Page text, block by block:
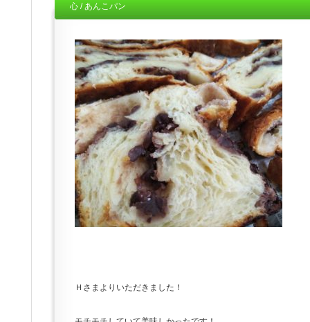
心 / あんこパン
Ｈさまよりいただきました！